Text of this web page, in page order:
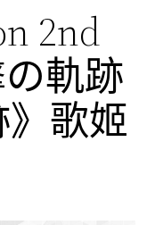
2nd
軌跡
歌姬